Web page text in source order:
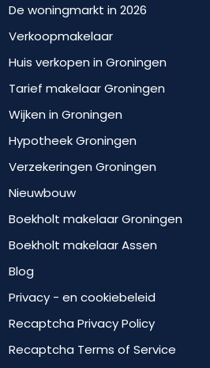
De woningmarkt in 2026
Verkoopmakelaar
Huis verkopen in Groningen
Tarief makelaar Groningen
Wijken in Groningen
Hypotheek Groningen
Verzekeringen Groningen
Nieuwbouw
Boekholt makelaar Groningen
Boekholt makelaar Assen
Blog
Privacy - en cookiebeleid
Recaptcha Privacy Policy
Recaptcha Terms of Service